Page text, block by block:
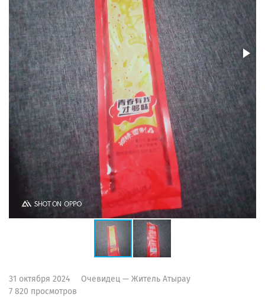
31 октября 2024
Очевидец — Житель Атырау
7 820 просмотров